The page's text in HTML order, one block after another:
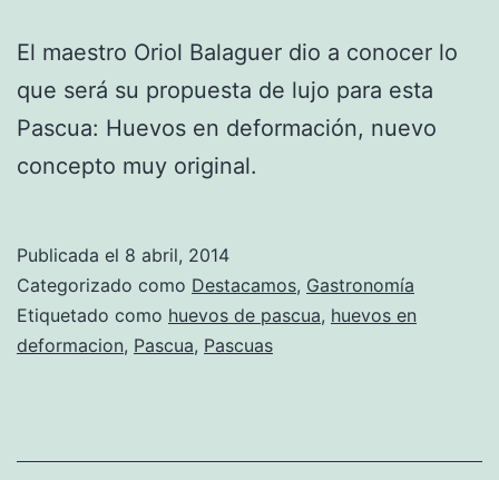
El maestro Oriol Balaguer dio a conocer lo
que será su propuesta de lujo para esta
Pascua: Huevos en deformación, nuevo
concepto muy original.
Publicada el 8 abril, 2014
Categorizado como Destacamos, Gastronomía
Etiquetado como huevos de pascua, huevos en
deformacion, Pascua, Pascuas